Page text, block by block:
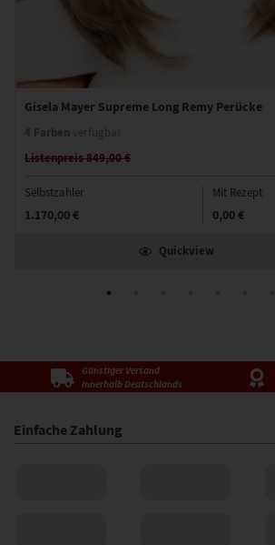
Gisela Mayer Supreme Long Remy Perücke
Listenpreis 849,00 €
Selbstzahler
1.170,00 €
Mit Rezept
0,00 €
Quickview
Günstiger Versand
innerhalb Deutschlands
Einfache Zahlung